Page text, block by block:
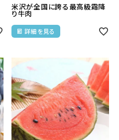
米沢が全国に誇る最高級霜降
り牛肉
詳細を見る